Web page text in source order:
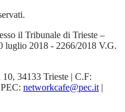
il Tribunale di Trieste –
luglio 2018 - 2266/2018 V.G.
34133 Trieste | C.F:
networkcafe@pec.it |